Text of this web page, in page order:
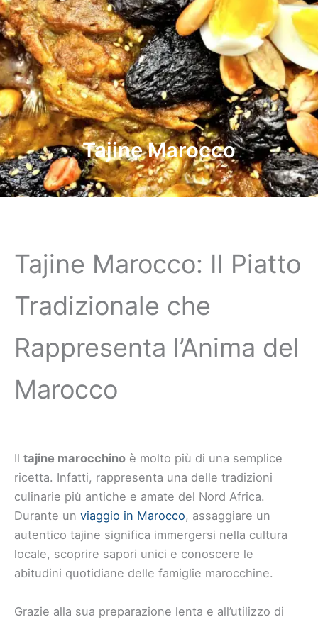
Tajine Marocco
Tajine Marocco: Il Piatto
Tradizionale che
Rappresenta l’Anima del
Marocco
Il tajine marocchino è molto più di una semplice
ricetta. Infatti, rappresenta una delle tradizioni
culinarie più antiche e amate del Nord Africa.
Durante un viaggio in Marocco, assaggiare un
autentico tajine significa immergersi nella cultura
locale, scoprire sapori unici e conoscere le
abitudini quotidiane delle famiglie marocchine.
Grazie alla sua preparazione lenta e all’utilizzo di